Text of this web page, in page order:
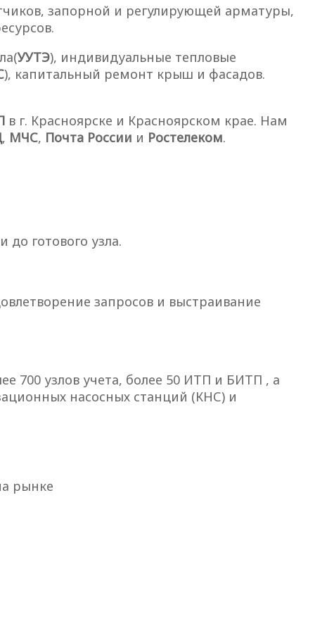
запорной и регулирующей арматуры,
УУТЭ), индивидуальные тепловые
), капитальный ремонт крыш и фасадов.
в г. Красноярске и Красноярском крае. Нам
, МЧС, Почта России и Ростелеком.
готового узла.
запросов и выстраивание
700 узлов учета, более 50 ИТП и БИТП , а
насосных станций (КНС) и
рынке